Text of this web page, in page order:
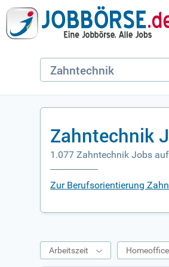
Zahntechnik
1.077 Zahntechnik Jobs
Zur Berufsorientierung
Arbeitszeit Homeoffice